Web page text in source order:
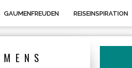
GAUMENFREUDEN REISEINSPIRATION